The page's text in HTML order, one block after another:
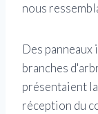
nous
Des
branches
présentaient
réception du